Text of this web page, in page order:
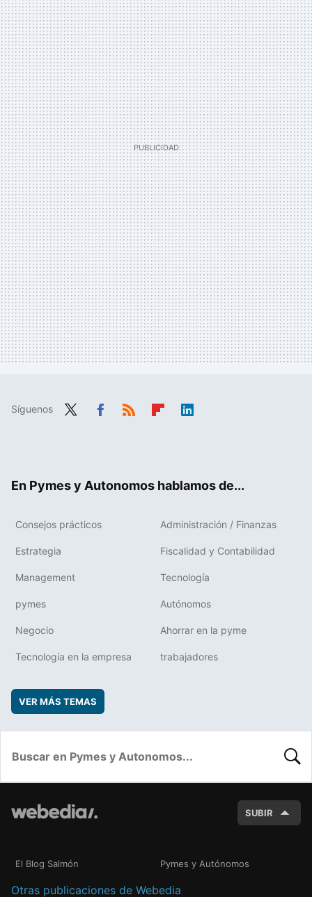
Síguenos
En Pymes y Autonomos hablamos de...
Consejos prácticos Administración / Finanzas
Estrategia Fiscalidad y Contabilidad
Management Tecnología
pymes Autónomos
Negocio Ahorrar en la pyme
Tecnología en la empresa trabajadores
VER MÁS TEMAS
SUBIR
El Blog Salmón Pymes y Autónomos
Otras publicaciones de Webedia